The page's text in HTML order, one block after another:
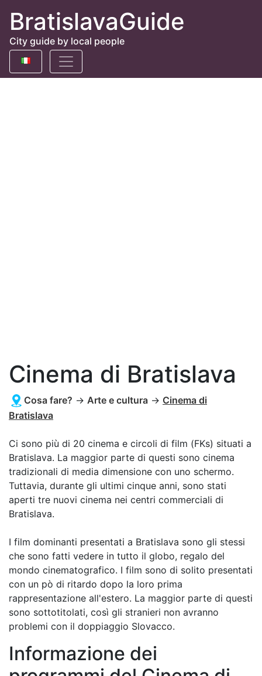
BratislavaGuide
City guide by local people
Cinema di Bratislava
Cosa fare? → Arte e cultura → Cinema di
Bratislava
Ci sono più di 20 cinema e circoli di film (FKs) situati a
Bratislava. La maggior parte di questi sono cinema
tradizionali di media dimensione con uno schermo.
Tuttavia, durante gli ultimi cinque anni, sono stati
aperti tre nuovi cinema nei centri commerciali di
Bratislava.
I film dominanti presentati a Bratislava sono gli stessi
che sono fatti vedere in tutto il globo, regalo del
mondo cinematografico. I film sono di solito presentati
con un pò di ritardo dopo la loro prima
rappresentazione all'estero. La maggior parte di questi
sono sottotitolati, così gli stranieri non avranno
problemi con il doppiaggio Slovacco.
Informazione dei